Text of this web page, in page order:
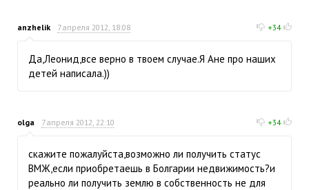
anzhelik 7 апреля 2012, 18:08 +34
Да,Леонид,все верно в твоем случае.Я Ане про наших
детей написала.))
olga 7 апреля 2012, 22:10 +34
cкажите пожалуйста,возможно ли получить статус
ВМЖ,если приобретаешь в Болгарии недвижимость?и
реально ли получить землю в собственность не для